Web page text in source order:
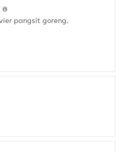
pangsit goreng,